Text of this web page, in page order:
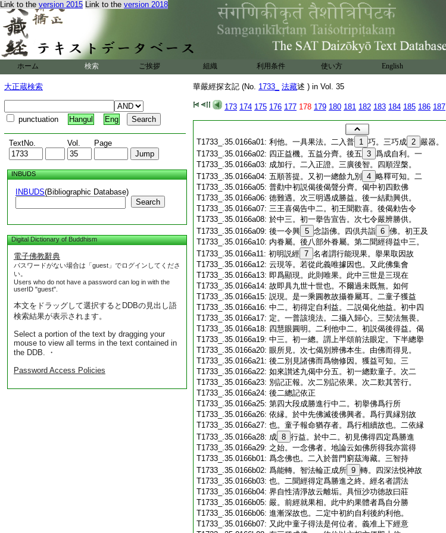
Link to the version 2015 Link to the version 2018
ホーム 検索 ご挨拶 組織 利用条件 使い方 English
大正蔵検索
punctuation Hangul Eng
TextNo. Vol. Page
INBUDS
INBUDS(Bibliographic Database)
Search
Digital Dictionary of Buddhism
電子佛教辭典
パスワードがない場合は「guest」でログインしてくださ
い。
Users who do not have a password can log in with the
userID "guest".
本文をドラッグして選択するとDDBの見出し語
検索結果が表示されます。
Select a portion of the text by dragging your
mouse to view all terms in the text contained in
the DDB. ・
Password Access Policies
華嚴經探玄記 (No. 1733_ 法藏述 ) in Vol. 35
173 174 175 176 177 178 179 180 181 182 183 184 185 186 187
T1733_.35.0166a01: 利他。一具果法。二入普 1 巧。三巧成 2 嚴器。
T1733_.35.0166a02: 四正益機。五益分齊。後五 3 爲成自利。一
T1733_.35.0166a03: 成加行。二入正證。三廣後智。四順涅槃。
T1733_.35.0166a04: 五順菩提。又初一總餘九別 4 略釋可知。二
T1733_.35.0166a05: 普勸中初説偈後偈聲分齊。偈中初四歎佛
T1733_.35.0166a06: 徳難遇。次三明遇成勝益。後一結勸興供。
T1733_.35.0166a07: 三王喜偈告中二。初王聞歡喜。後偈勅告令
T1733_.35.0166a08: 於中三。初一擧告宣告。次七令嚴辨勝供。
T1733_.35.0166a09: 後一令興 5 念詣佛。四倶共詣 6 佛。初王及
T1733_.35.0166a10: 内眷屬。後八部外眷屬。第二聞經得益中三。
T1733_.35.0166a11: 初明説經 7 名者謂行能現果。擧果取因故
T1733_.35.0166a12: 云現等。若從此義唯據因也。又此佛集會
T1733_.35.0166a13: 即爲顯現。此則唯果。此中三世是三現在
T1733_.35.0166a14: 故即具九世十世也。不爾過未既無。如何
T1733_.35.0166a15: 説現。是一乘圓教故攝眷屬耳。二童子獲益
T1733_.35.0166a16: 中二。初得定自利益。二説偈化他益。初中四
T1733_.35.0166a17: 定。一普該境法。二攝入歸心。三契法無畏。
T1733_.35.0166a18: 四慧眼圓明。二利他中二。初説偈後得益。偈
T1733_.35.0166a19: 中三。初一總。謂上半頌前法眼定。下半總擧
T1733_.35.0166a20: 眼所見。次七偈別辨佛本生。由佛而得見。
T1733_.35.0166a21: 後二別見諸佛而爲物修因。獲益可知。三
T1733_.35.0166a22: 如來讃述九偈中分五。初一總歎童子。次二
T1733_.35.0166a23: 別記正報。次二別記依果。次二歎其苦行。
T1733_.35.0166a24: 後二總記依正
T1733_.35.0166a25: 第四大段成勝進行中二。初擧佛爲行所
T1733_.35.0166a26: 依縁。於中先佛滅後佛興者。爲行異縁別故
T1733_.35.0166a27: 也。童子報命猶存者。爲行相續故也。二依縁
T1733_.35.0166a28: 成 8 行益。於中二。初見佛得四定爲勝進
T1733_.35.0166a29: 之始。一念佛者。地論云如佛所得我亦當得
T1733_.35.0166b01: 爲念佛也。二入於普門窮茲海藏。三智持
T1733_.35.0166b02: 爲能轉。智法輪正成所 9 轉。四深法悦神故
T1733_.35.0166b03: 也。二聞經得定爲勝進之終。經名者謂法
T1733_.35.0166b04: 界自性清淨故云離垢。具恒沙功徳故曰莊
T1733_.35.0166b05: 嚴。前經就果相。此中約果體者爲自分勝
T1733_.35.0166b06: 進漸深故也。二定中初約自利後約利他。
T1733_.35.0166b07: 又此中童子得法是何位者。義准上下經意